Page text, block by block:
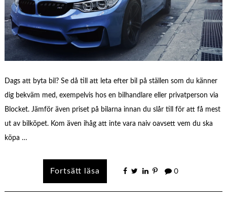
Dags att byta bil? Se då till att leta efter bil på ställen som du känner
dig bekväm med, exempelvis hos en bilhandlare eller privatperson via
Blocket. Jämför även priset på bilarna innan du slår till för att få mest
ut av bilköpet. Kom även ihåg att inte vara naiv oavsett vem du ska
köpa …
0